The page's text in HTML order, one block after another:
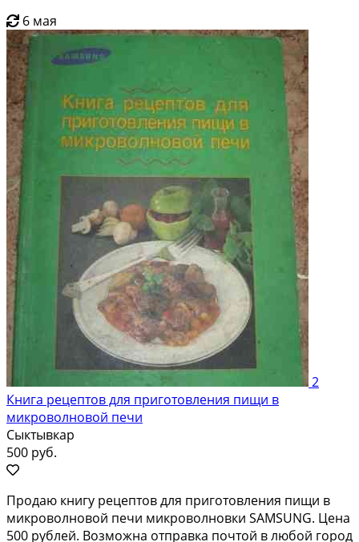
6 мая
2
Книга рецептов для приготовления пищи в
микроволновой печи
Сыктывкар
500 руб.
Продаю книгу рецептов для приготовления пищи в
микроволновой печи микроволновки SAMSUNG. Цена
500 рублей. Возможна отправка почтой в любой город